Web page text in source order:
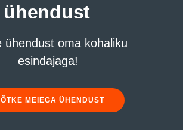
ühendust
ühendust oma kohaliku
esindajaga!
MEIEGA ÜHENDUST